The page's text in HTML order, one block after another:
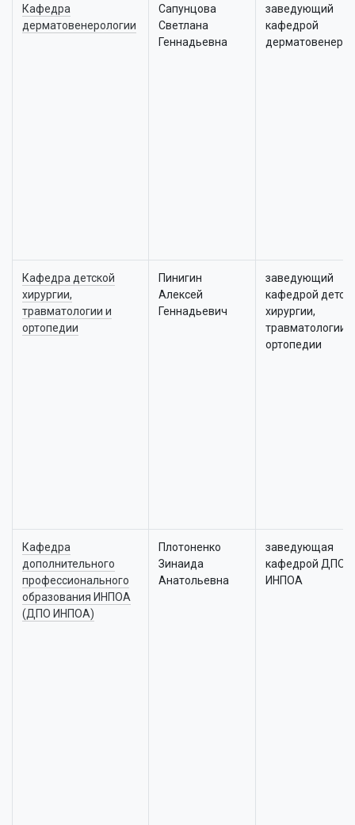
Кафедра
дерматовенерологии
Сапунцова
Светлана
Геннадьевна
заведующий
кафедрой
Кафедра детской
хирургии,
травматологии и
ортопедии
Пинигин
Алексей
Геннадьевич
заведующий
кафедрой
хирургии,
травматологии и
ортопедии
Кафедра
дополнительного
профессионального
образования ИНПОА
(ДПО ИНПОА)
Плотоненко
Зинаида
Анатольевна
заведующая
кафедрой ДПО
ИНПОА